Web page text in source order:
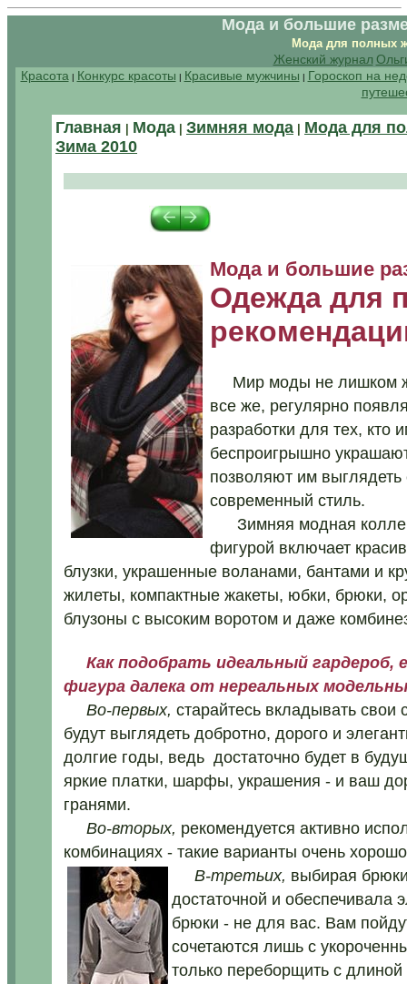
Мода и большие
Мода для полных
Женский журнал
Красота | Конкурс красоты | Красивые мужчины | Гороскоп на
Главная Мода Зимняя мода
Мода для
Зима 2010
Мода и большие
Одежда для
Мир моды не лишком
все же, регулярно
разработки для тех,
беспроигрышно
позволяют им
современный стиль.
Зимняя модная
фигурой включает
блузки, украшенные воланами, бантами и
жилеты, компактные жакеты, юбки, брюки,
блузоны с высоким воротом и даже
Как подобрать идеальный гардероб,
фигура далека от нереальных
Во-первых, старайтесь вкладывать свои
будут выглядеть добротно, дорого и
долгие годы, ведь достаточно будет в
яркие платки, шарфы, украшения - и ваш
гранями.
Во-вторых, рекомендуется активно
комбинациях - такие варианты очень
В-третьих, выбирая
достаточной и обеспечивала
брюки - не для вас. Вам
сочетаются лишь с
только переборщить с длиной